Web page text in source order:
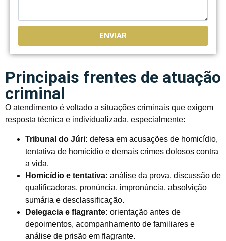
ENVIAR
Principais frentes de atuação
criminal
O atendimento é voltado a situações criminais que exigem
resposta técnica e individualizada, especialmente:
Tribunal do Júri: defesa em acusações de homicídio,
tentativa de homicídio e demais crimes dolosos contra
a vida.
Homicídio e tentativa: análise da prova, discussão de
qualificadoras, pronúncia, impronúncia, absolvição
sumária e desclassificação.
Delegacia e flagrante: orientação antes de
depoimentos, acompanhamento de familiares e
análise de prisão em flagrante.